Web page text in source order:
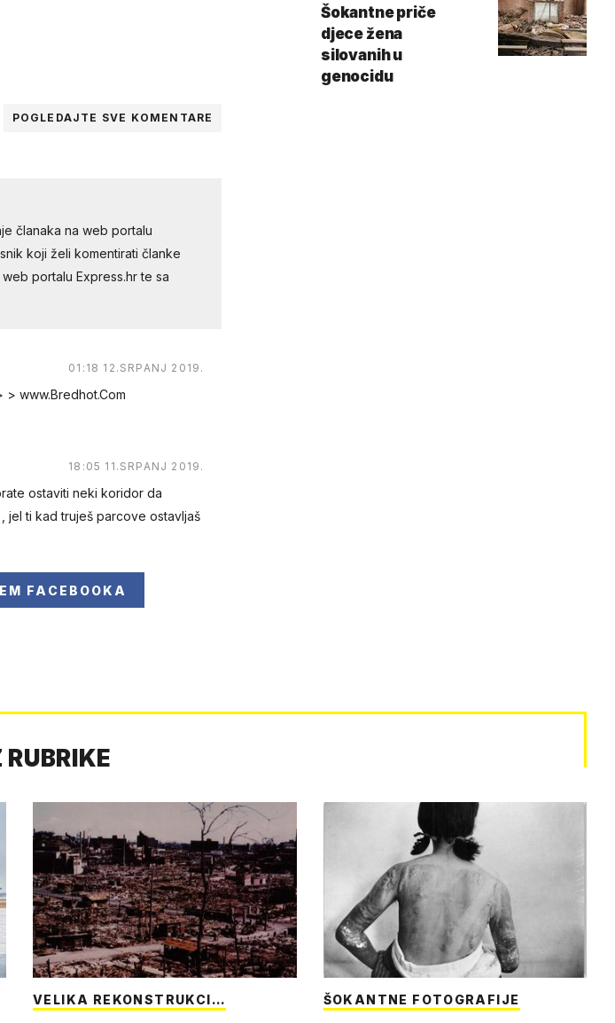
POGLEDAJTE SVE KOMENTARE
članaka na web portalu
koji želi komentirati članke
web portalu Express.hr te sa
01:18 12.SRPANJ 2019.
www.Bredhot.Com
18:05 11.SRPANJ 2019.
ostaviti neki koridor da
ti kad truješ parcove ostavljaš
FACEBOOKA
Šokantne priče
djece žena
silovanih u
genocidu
RUBRIKE
VELIKA REKONSTRUKCI… ŠOKANTNE FOTOGRAFIJE